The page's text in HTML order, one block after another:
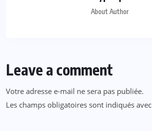
About Author
Leave a comment
Votre adresse e-mail ne sera pas publiée.
Les champs obligatoires sont indiqués avec